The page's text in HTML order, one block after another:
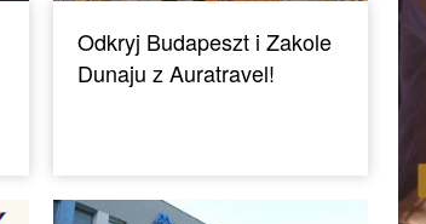
Odkryj Budapeszt i Zakole
Dunaju z Auratravel!